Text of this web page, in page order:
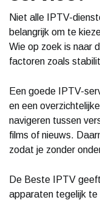
Niet alle IPTV-
belangrijk om te
Wie op zoek is naar
factoren zoals
Een goede IPTV-
en een
navigeren tussen
films of nieuws.
zodat je zonder
De Beste IPTV
apparaten tegelijk te